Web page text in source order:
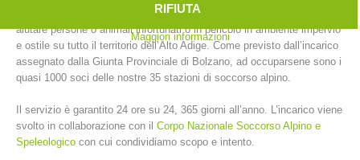
L’Alpenverein Südtirol svolge un servizio di soccorso alpino volto ad
aiutare persone o animali infortunati o in pericolo in ambiente impervio
e ostile su tutto il territorio dell’Alto Adige. Come previsto dall’incarico
assegnato dalla Giunta Provinciale di Bolzano, ad occuparsene sono i
quasi 1000 soci delle nostre 35 stazioni di soccorso alpino.
Il servizio è garantito 24 ore su 24, 365 giorni all’anno. L’incarico viene
svolto in collaborazione con il Corpo Nazionale Soccorso Alpino e
Speleologico con cui condividiamo scopo e intento.
RIFIUTA
Maggiori informazioni